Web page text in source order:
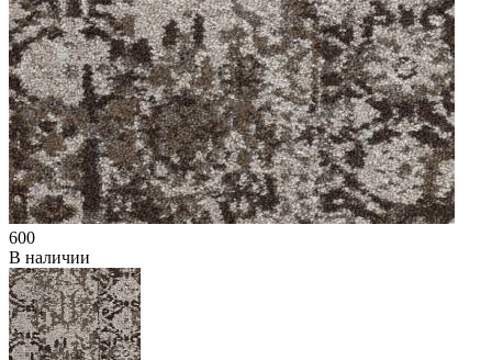
600
В наличии